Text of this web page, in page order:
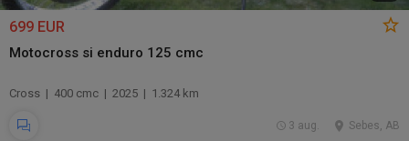
699 EUR
Motocross si enduro 125 cmc
Cross | 400 cmc | 2025 | 1.324 km
Sebes, AB
3 aug.